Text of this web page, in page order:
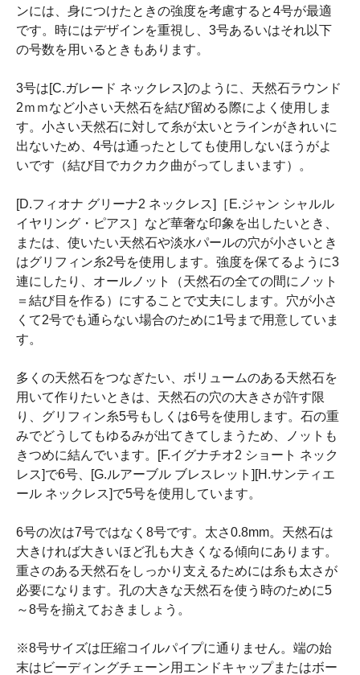
ンには、身につけたときの強度を考慮すると4号が最適
です。時にはデザインを重視し、3号あるいはそれ以下
の号数を用いるときもあります。
3号は[C.ガレード ネックレス]のように、天然石ラウンド
2ｍｍなど小さい天然石を結び留める際によく使用しま
す。小さい天然石に対して糸が太いとラインがきれいに
出ないため、4号は通ったとしても使用しないほうがよ
いです（結び目でカクカク曲がってしまいます）。
[D.フィオナ グリーナ2 ネックレス]［E.ジャン シャルル
イヤリング・ピアス］など華奢な印象を出したいとき、
または、使いたい天然石や淡水パールの穴が小さいとき
はグリフィン糸2号を使用します。強度を保てるように3
連にしたり、オールノット（天然石の全ての間にノット
＝結び目を作る）にすることで丈夫にします。穴が小さ
くて2号でも通らない場合のために1号まで用意していま
す。
多くの天然石をつなぎたい、ボリュームのある天然石を
用いて作りたいときは、天然石の穴の大きさが許す限
り、グリフィン糸5号もしくは6号を使用します。石の重
みでどうしてもゆるみが出てきてしまうため、ノットも
きつめに結んでいます。[F.イグナチオ2 ショート ネック
レス]で6号、[G.ルアーブル ブレスレット][H.サンティエ
ール ネックレス]で5号を使用しています。
6号の次は7号ではなく8号です。太さ0.8mm。天然石は
大きければ大きいほど孔も大きくなる傾向にあります。
重さのある天然石をしっかり支えるためには糸も太さが
必要になります。孔の大きな天然石を使う時のために5
～8号を揃えておきましょう。
※8号サイズは圧縮コイルパイプに通りません。端の始
末はビーディングチェーン用エンドキャップまたはボー